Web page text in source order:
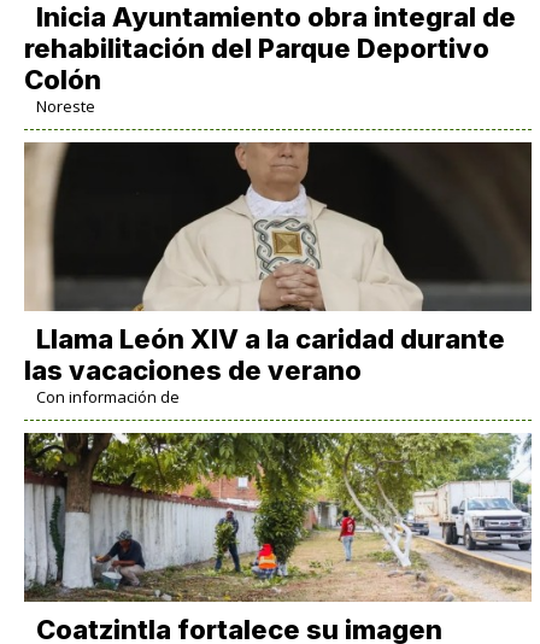
Inicia Ayuntamiento obra integral de
rehabilitación del Parque Deportivo
Colón
Noreste
Llama León XIV a la caridad durante
las vacaciones de verano
Con información de
Coatzintla fortalece su imagen